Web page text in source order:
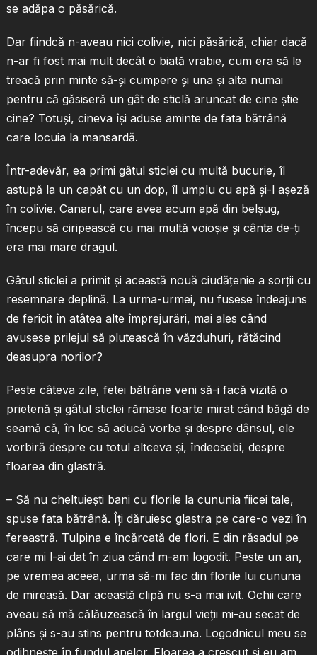
se adăpa o păsărică.
Dar fiindcă n-aveau nici colivie, nici păsărică, chiar dacă
n-ar fi fost mai mult decât o biată vrabie, cum era să le
treacă prin minte să-şi cumpere şi una şi alta numai
pentru că găsiseră un gât de sticlă aruncat de cine ştie
cine? Totuşi, cineva îşi aduse aminte de fata bătrână
care locuia la mansardă.
Într-adevăr, ea primi gâtul sticlei cu multă bucurie, îl
astupă la un capăt cu un dop, îl umplu cu apă şi-l aşeză
în colivie. Canarul, care avea acum apă din belşug,
începu să ciripească cu mai multă voioşie şi cânta de-ţi
era mai mare dragul.
Gâtul sticlei a primit şi această nouă ciudăţenie a sorţii cu
resemnare deplină. La urma-urmei, nu fusese îndeajuns
de fericit în atâtea alte împrejurări, mai ales când
avusese prilejul să plutească în văzduhuri, rătăcind
deasupra norilor?
Peste câteva zile, fetei bătrâne veni să-i facă vizită o
prietenă şi gâtul sticlei rămase foarte mirat când băgă de
seamă că, în loc să aducă vorba şi despre dânsul, ele
vorbiră despre cu totul altceva şi, îndeosebi, despre
floarea din glastră.
– Să nu cheltuieşti bani cu florile la cununia fiicei tale,
spuse fata bătrână. Îţi dăruiesc glastra pe care-o vezi în
fereastră. Tulpina e încărcată de flori. E din răsadul pe
care mi l-ai dat în ziua când m-am logodit. Peste un an,
pe vremea aceea, urma să-mi fac din florile lui cununa
de mireasă. Dar această clipă nu s-a mai ivit. Ochii care
aveau să mă călăuzească în largul vieţii mi-au secat de
plâns şi s-au stins pentru totdeauna. Logodnicul meu se